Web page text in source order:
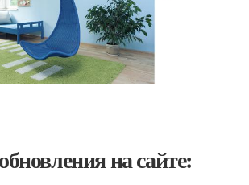
на сайте: